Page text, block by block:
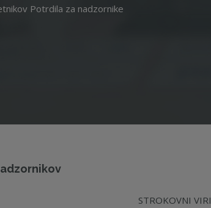
Potrdila za nadzornike
STROKOVNI VIRI